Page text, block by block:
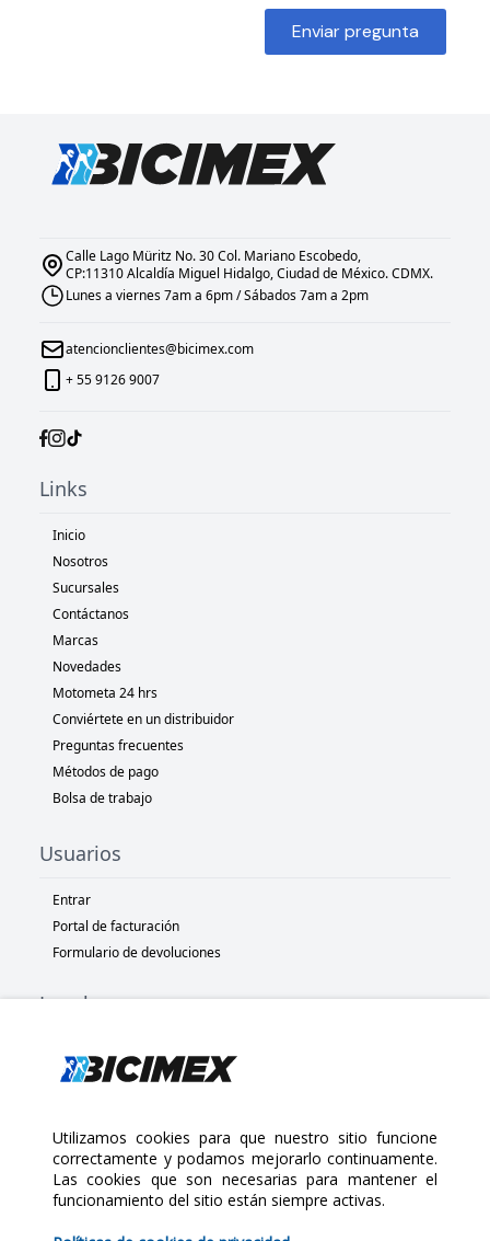
$100.00
Enviar pregunta
Calle Lago Müritz No. 30 Col. Mariano Escobedo,
CP:11310 Alcaldía Miguel Hidalgo, Ciudad de México. CDMX.
Lunes a viernes 7am a 6pm / Sábados 7am a 2pm
atencionclientes@bicimex.com
+ 55 9126 9007
Links
Inicio
Nosotros
Sucursales
Contáctanos
Marcas
Novedades
Motometa 24 hrs
Conviértete en un distribuidor
Preguntas frecuentes
Métodos de pago
Bolsa de trabajo
Usuarios
Entrar
Portal de facturación
Formulario de devoluciones
Legal
Políticas de privacidad
Políticas de devolución
Copyright 2025 Bicimex®. All rights reserved. Today is Jueves,
Agosto 6, 2026
Utilizamos cookies para que nuestro sitio funcione
correctamente y podamos mejorarlo continuamente.
Las cookies que son necesarias para mantener el
funcionamiento del sitio están siempre activas.